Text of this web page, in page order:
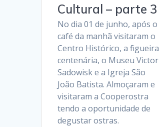
Cultural – parte 3
No dia 01 de junho, após o
café da manhã visitaram o
Centro Histórico, a figueira
centenária, o Museu Victor
Sadowisk e a Igreja São
João Batista. Almoçaram e
visitaram a Cooperostra
tendo a oportunidade de
degustar ostras.